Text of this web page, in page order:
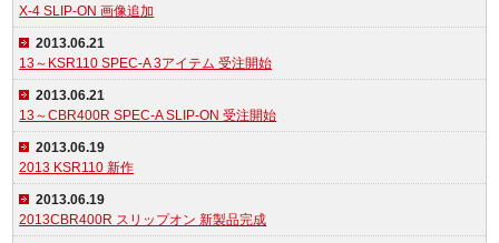
X-4 SLIP-ON 画像追加
2013.06.21
13～KSR110 SPEC-A 3アイテム 受注開始
2013.06.21
13～CBR400R SPEC-A SLIP-ON 受注開始
2013.06.19
2013 KSR110 新作
2013.06.19
2013CBR400R スリップオン 新製品完成